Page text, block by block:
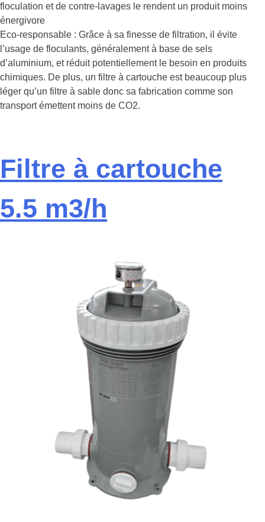
floculation et de contre-lavages le rendent un produit moins
énergivore
Eco-responsable : Grâce à sa finesse de filtration, il évite
l’usage de floculants, généralement à base de sels
d’aluminium, et réduit potentiellement le besoin en produits
chimiques. De plus, un filtre à cartouche est beaucoup plus
léger qu’un filtre à sable donc sa fabrication comme son
transport émettent moins de CO2.
Filtre à cartouche
5.5 m3/h